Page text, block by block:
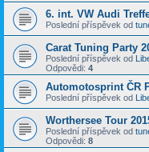
6. int. VW Audi
Poslední příspěvek od
Carat Tuning Party
Poslední příspěvek od
Odpovědi: 4
Automotosprint ČR
Poslední příspěvek od
Worthersee Tour
Poslední příspěvek od
Odpovědi: 8